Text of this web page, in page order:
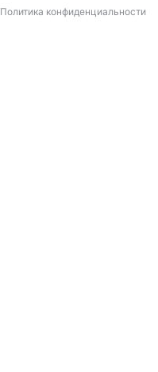
Политика конфиденциальности